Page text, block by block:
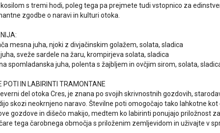
s tremi hodi, poleg tega pa prejmete tudi vstopnico za
zgodbe o naravi in kulturi otoka.
mesna juha, njoki z divjačinskim golažem, solata, sladica
sveže sardele na žaru, krompirjeva solata, sladica
spomladanska juha, polenta s žajbljem in ovčjim sirom, solata,
POTI IN LABIRINTI TRAMONTANE
del otoka Cres, je znana po svojih skrivnostnih gozdovih,
skozi neokrnjeno naravo. Številne poti omogočajo tako lahkotne
gozdove in dišečo makijo, medtem ko labirinti ponujajo priložnost
tega čarobnega območja s priloženim zemljevidom in uživajte v